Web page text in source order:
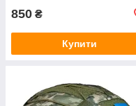
850 ₴
Купити